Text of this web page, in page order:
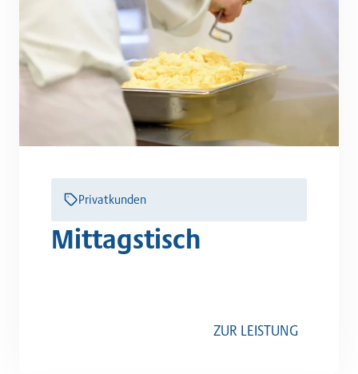
Privatkunden
Mittagstisch
ZUR LEISTUNG